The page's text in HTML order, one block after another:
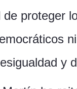
proteger
y